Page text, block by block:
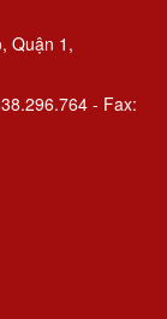
Quận 1,
- Fax: